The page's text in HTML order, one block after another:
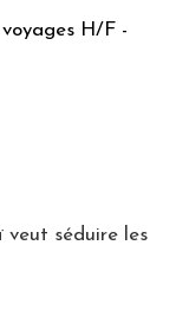
H/F -
veut séduire les